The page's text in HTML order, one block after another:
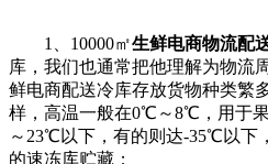
1、10000㎡生鲜电商物流配
库，我们也通常把他理解为物流
鲜电商配送冷库存放货物种类繁
样，高温一般在0℃～8℃，用于
～23℃以下，有的则达-35℃以下
的速冻库贮藏；